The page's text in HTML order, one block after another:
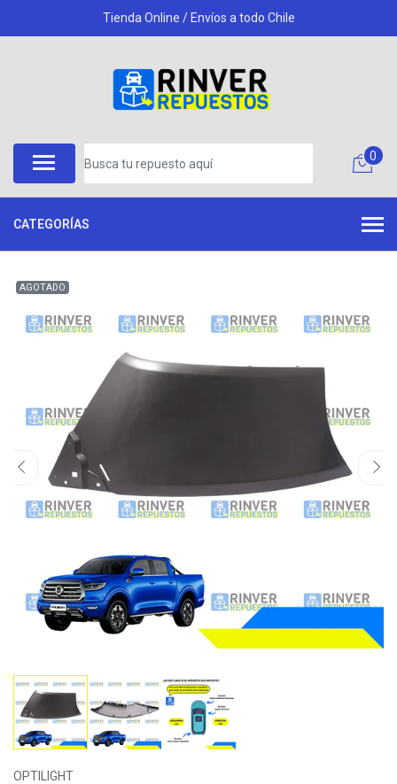
Tienda Online / Envíos a todo Chile
0
CATEGORÍAS
AGOTADO
OPTILIGHT